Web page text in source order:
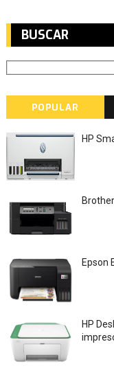
BUSCAR
POPULAR
HP
Epson
HP